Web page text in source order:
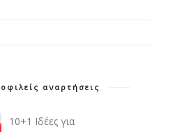
αναρτήσεις
10+1 Ιδέες για